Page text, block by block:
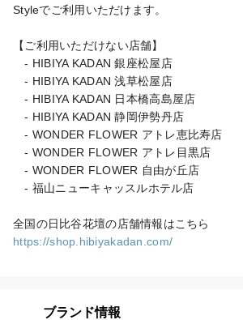
Styleでご利用いただけます。
【ご利用いただけない店舗】
- HIBIYA KADAN 銀座松屋店
- HIBIYA KADAN 浅草松屋店
- HIBIYA KADAN 日本橋高島屋店
- HIBIYA KADAN 静岡伊勢丹店
- WONDER FLOWER アトレ恵比寿店
- WONDER FLOWER アトレ目黒店
- WONDER FLOWER 自由が丘店
- 福山ニューキャッスルホテル店
https://shop.hibiyakadan.com/
ブランド情報